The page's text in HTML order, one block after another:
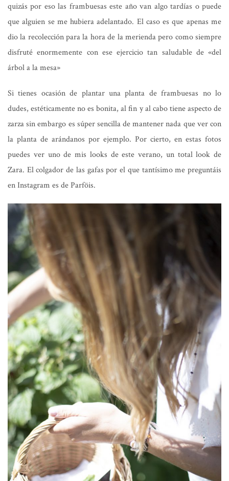
quizás por eso las frambuesas este año van algo tardías o puede
que alguien se me hubiera adelantado. El caso es que apenas me
dio la recolección para la hora de la merienda pero como siempre
disfruté enormemente con ese ejercicio tan saludable de «del
árbol a la mesa»
Si tienes ocasión de plantar una planta de frambuesas no lo
dudes, estéticamente no es bonita, al fin y al cabo tiene aspecto de
zarza sin embargo es súper sencilla de mantener nada que ver con
la planta de arándanos por ejemplo. Por cierto, en estas fotos
puedes ver uno de mis looks de este verano, un total look de
Zara. El colgador de las gafas por el que tantísimo me preguntáis
en Instagram es de Parföis.